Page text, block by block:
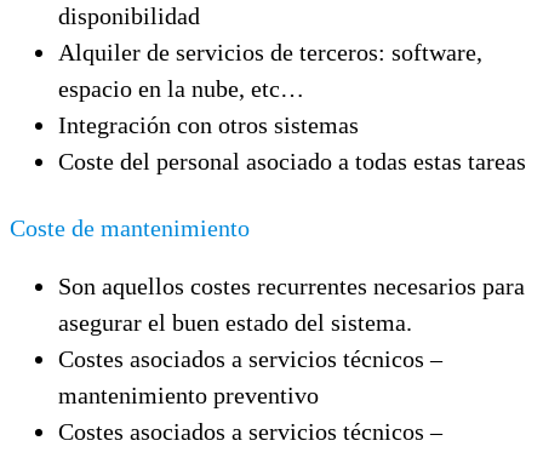
disponibilidad
Alquiler de servicios de terceros: software,
espacio en la nube, etc…
Integración con otros sistemas
Coste del personal asociado a todas estas tareas
Coste de mantenimiento
Son aquellos costes recurrentes necesarios para
asegurar el buen estado del sistema.
Costes asociados a servicios técnicos –
mantenimiento preventivo
Costes asociados a servicios técnicos –